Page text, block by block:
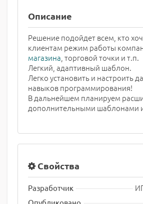
Описание
Решение подойдет всем, кто
клиентам режим работы
магазина , торговой точки и т.п.
Легкий, адаптивный шаблон.
Легко установить и настроить
навыков программирования!
В дальнейшем планируем
дополнительными шаблонами
Свойства
Разработчик